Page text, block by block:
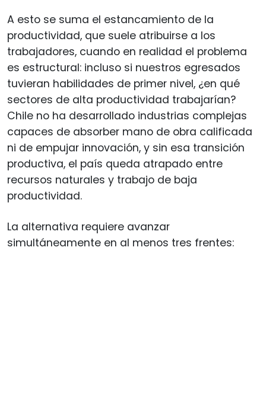
A esto se suma el estancamiento de la
productividad, que suele atribuirse a los
trabajadores, cuando en realidad el problema
es estructural: incluso si nuestros egresados
tuvieran habilidades de primer nivel, ¿en qué
sectores de alta productividad trabajarían?
Chile no ha desarrollado industrias complejas
capaces de absorber mano de obra calificada
ni de empujar innovación, y sin esa transición
productiva, el país queda atrapado entre
recursos naturales y trabajo de baja
productividad.
La alternativa requiere avanzar
simultáneamente en al menos tres frentes: